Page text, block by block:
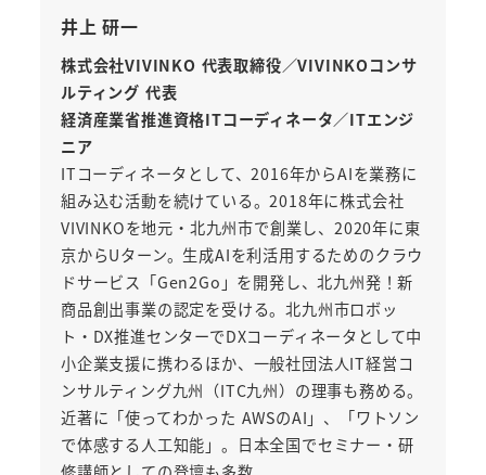
井上 研一
株式会社VIVINKO 代表取締役／VIVINKOコンサ
ルティング 代表
経済産業省推進資格ITコーディネータ／ITエンジ
ニア
ITコーディネータとして、2016年からAIを業務に
組み込む活動を続けている。2018年に株式会社
VIVINKOを地元・北九州市で創業し、2020年に東
京からUターン。生成AIを利活用するためのクラウ
ドサービス「Gen2Go」を開発し、北九州発！新
商品創出事業の認定を受ける。北九州市ロボッ
ト・DX推進センターでDXコーディネータとして中
小企業支援に携わるほか、一般社団法人IT経営コ
ンサルティング九州（ITC九州）の理事も務める。
近著に「使ってわかった AWSのAI」、「ワトソン
で体感する人工知能」。日本全国でセミナー・研